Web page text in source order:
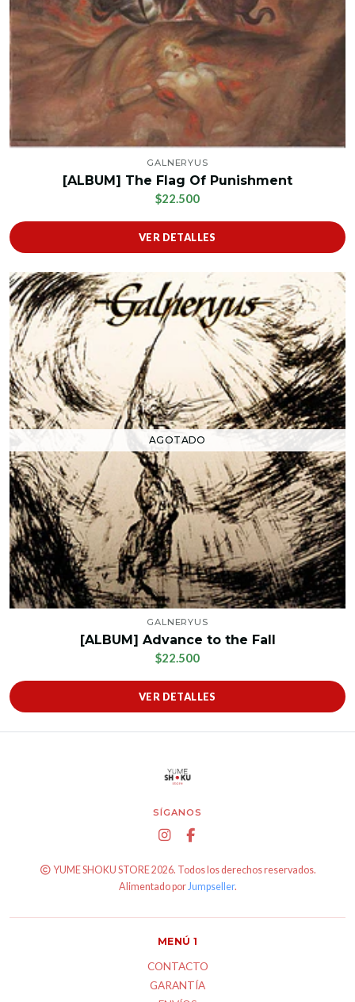
GALNERYUS
[ALBUM] The Flag Of Punishment
$22.500
VER DETALLES
AGOTADO
GALNERYUS
[ALBUM] Advance to the Fall
$22.500
VER DETALLES
SÍGANOS
YUME SHOKU STORE 2026. Todos los derechos reservados.
Alimentado porJumpseller.
MENÚ 1
CONTACTO
GARANTÍA